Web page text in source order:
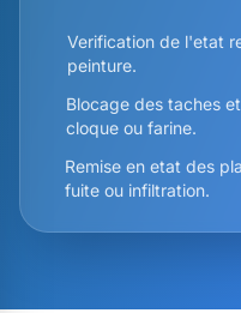
Verification de l'etat
peinture.
Blocage des taches
cloque ou farine.
Remise en etat des
fuite ou infiltration.